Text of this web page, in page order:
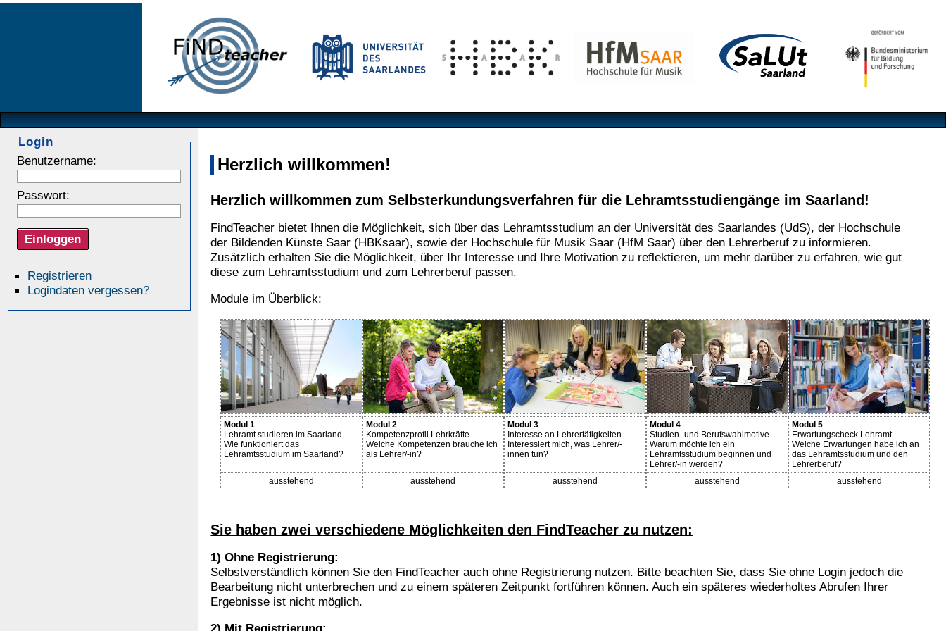
Login
Benutzername:
Passwort:
Registrieren
Logindaten vergessen?
Herzlich willkommen!
Herzlich willkommen zum Selbsterkundungsverfahren für die Lehramtsstudiengänge im Saarland!
FindTeacher bietet Ihnen die Möglichkeit, sich über das Lehramtsstudium an der Universität des Saarlandes (UdS), der Hochschule
der Bildenden Künste Saar (HBKsaar), sowie der Hochschule für Musik Saar (HfM Saar) über den Lehrerberuf zu informieren.
Zusätzlich erhalten Sie die Möglichkeit, über Ihr Interesse und Ihre Motivation zu reflektieren, um mehr darüber zu erfahren, wie gut
diese zum Lehramtsstudium und zum Lehrerberuf passen.
Module im Überblick:
Modul 1
Lehramt studieren im Saarland –
Wie funktioniert das
Lehramtsstudium im Saarland?
ausstehend
Modul 2
Kompetenzprofil Lehrkräfte –
Welche Kompetenzen brauche ich
als Lehrer/-in?
ausstehend
Modul 3
Interesse an Lehrertätigkeiten –
Interessiert mich, was Lehrer/-
innen tun?
ausstehend
Modul 4
Studien- und Berufswahlmotive –
Warum möchte ich ein
Lehramtsstudium beginnen und
Lehrer/-in werden?
ausstehend
Modul 5
Erwartungscheck Lehramt –
Welche Erwartungen habe ich an
das Lehramtsstudium und den
Lehrerberuf?
ausstehend
Sie haben zwei verschiedene Möglichkeiten den FindTeacher zu nutzen:
1) Ohne Registrierung:
Selbstverständlich können Sie den FindTeacher auch ohne Registrierung nutzen. Bitte beachten Sie, dass Sie ohne Login jedoch die
Bearbeitung nicht unterbrechen und zu einem späteren Zeitpunkt fortführen können. Auch ein späteres wiederholtes Abrufen Ihrer
Ergebnisse ist nicht möglich.